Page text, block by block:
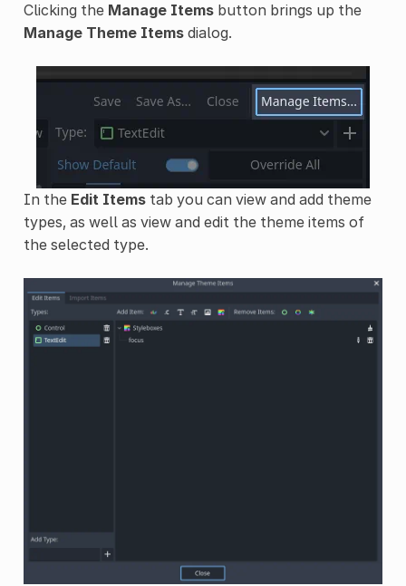
Clicking the Manage Itemsbutton brings up the
Manage Theme Itemsdialog.
In the Edit Itemstab you can view and add theme
types, as well as view and edit the theme items of
the selected type.